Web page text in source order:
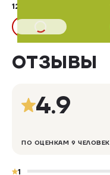
129,00 ₽
ОТЗЫВЫ
4.9
ПО ОЦЕНКАМ 9 ЧЕЛОВЕК
1